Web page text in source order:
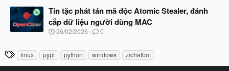
đ
ầ
u
à
y
b
ắ
đ
ầ
u
Tin tặc phát tán mã độc Atomic Stealer, đánh
cắp dữ liệu người dùng MAC
N
26/02/2026 0
T
h
linux pypi python windows zichatbot